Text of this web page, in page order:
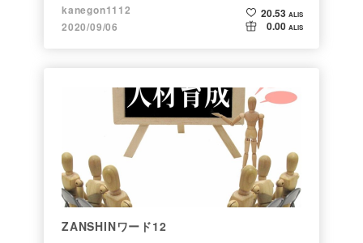
kanegon1112
2020/09/06
20.53 ALIS
0.00 ALIS
ZANSHINワード12